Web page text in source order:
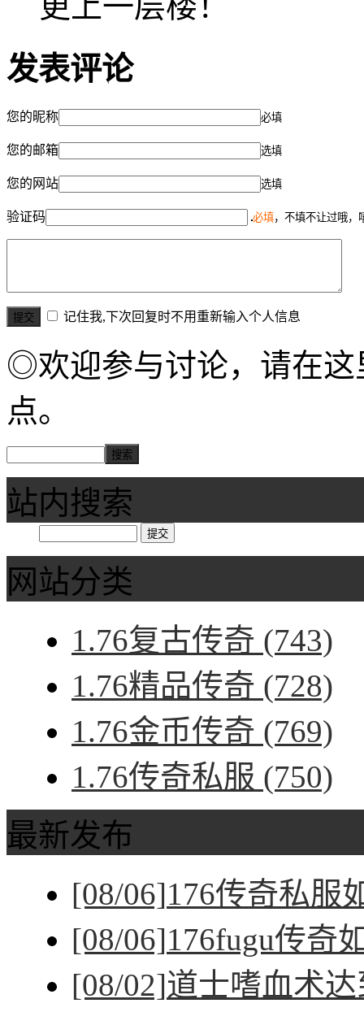
发表评论
您的昵称 必填
您的邮箱 选填
您的网站 选填
验证码 必填，不填不让过哦，
记住我,下次回复时不用重新输入个人信息
◎欢迎参与讨论，请在这
点。
站内搜索
网站分类
1.76复古传奇 (743)
1.76精品传奇 (728)
1.76金币传奇 (769)
1.76传奇私服 (750)
最新发布
[08/06]176传奇私服
[08/06]176fugu传奇
[08/02]道士嗜血术